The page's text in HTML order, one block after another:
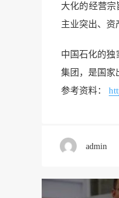
大化的经营
主业突出、资
中国石化的独
集团，是国家
参考资料：
admin